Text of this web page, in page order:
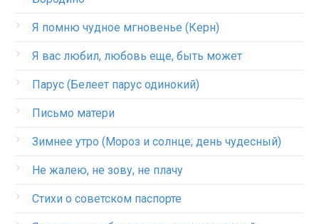
Я помню чудное мгновенье (Керн)
Я вас любил, любовь еще, быть может
Парус (Белеет парус одинокий)
Письмо матери
Зимнее утро (Мороз и солнце; день чудесный)
Не жалею, не зову, не плачу
Стихи о советском паспорте